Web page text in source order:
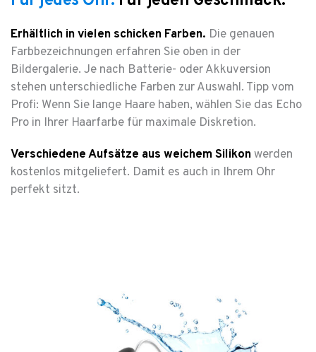
Erhältlich in vielen schicken Farben. Die genauen
Farbbezeichnungen erfahren Sie oben in der
Bildergalerie. Je nach Batterie- oder Akkuversion
stehen unterschiedliche Farben zur Auswahl. Tipp vom
Profi: Wenn Sie lange Haare haben, wählen Sie das Echo
Pro in Ihrer Haarfarbe für maximale Diskretion.
Verschiedene Aufsätze aus weichem Silikonwerden
kostenlos mitgeliefert. Damit es auch in Ihrem Ohr
perfekt sitzt.